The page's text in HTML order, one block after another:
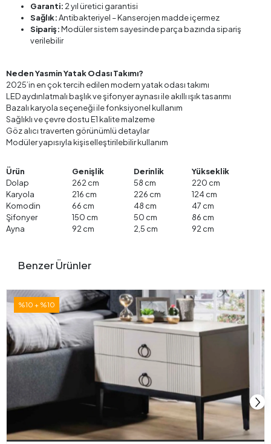
Garanti: 2 yıl üretici garantisi
Sağlık:Antibakteriyel – Kanserojen madde içermez
Sipariş:Modüler sistem sayesinde parça bazında sipariş
verilebilir
Neden Yasmin Yatak Odası Takımı?
2025’in en çok tercih edilen modern yatak odası takımı
LED aydınlatmalı başlık ve şifonyer aynası ile akıllı ışık tasarımı
Bazalı karyola seçeneği ile fonksiyonel kullanım
Sağlıklı ve çevre dostu E1 kalite malzeme
Göz alıcı traverten görünümlü detaylar
Modüler yapısıyla kişiselleştirilebilir kullanım
Ürün Genişlik Derinlik
Yükseklik
Dolap
262 cm 58 cm
220 cm
Karyola
216 cm 226 cm
124 cm
Komodin
66 cm 48 cm
47 cm
Şifonyer
150 cm 50 cm
86 cm
Ayna
92 cm 2,5 cm 92 cm
Benzer Ürünler
%10 + %10